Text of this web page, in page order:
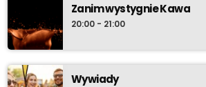
Zanim wystygnie Kawa
20:00 - 21:00
Wywiady